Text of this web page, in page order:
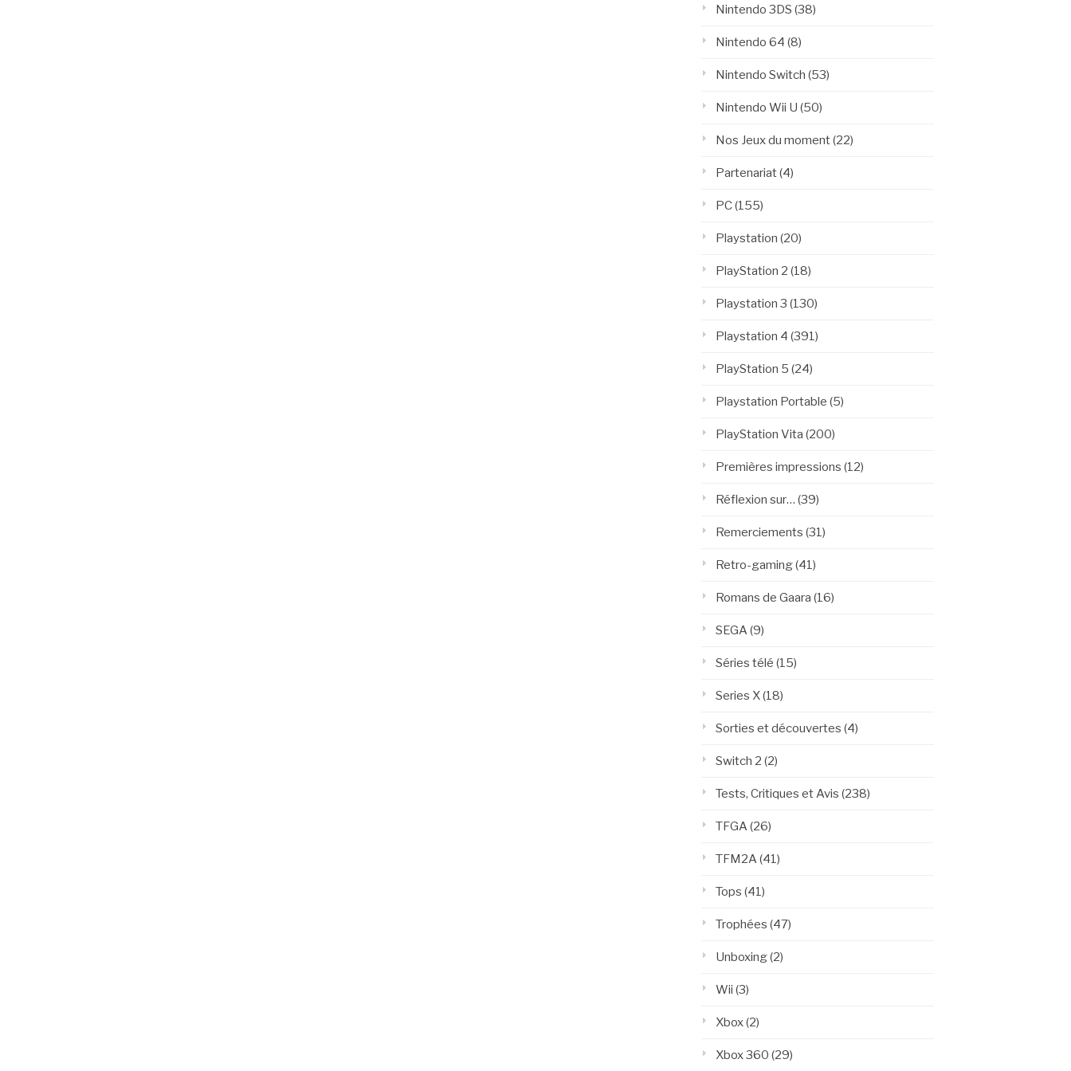
Nintendo 3DS (38)
Nintendo 64 (8)
Nintendo Switch (53)
Nintendo Wii U (50)
Nos Jeux du moment(22)
Partenariat(4)
PC(155)
Playstation (20)
PlayStation 2 (18)
Playstation 3 (130)
Playstation 4 (391)
PlayStation 5 (24)
Playstation Portable (5)
PlayStation Vita (200)
Premières impressions (12)
Réflexion sur… (39)
Remerciements (31)
Retro-gaming(41)
Romans de Gaara (16)
SEGA (9)
Séries télé (15)
Series X(18)
Sorties et découvertes (4)
Switch 2 (2)
Tests, Critiques et Avis (238)
TFGA (26)
TFM2A (41)
Tops (41)
Trophées (47)
Unboxing(2)
Wii (3)
Xbox(2)
Xbox 360 (29)